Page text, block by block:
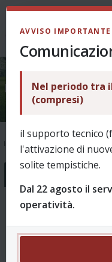
Ask & Help
Indice
Come funziona?
AVVISO IMPORTANTE
Nel periodo tra
(compresi)
il supporto tecnico
l'attivazione di
solite tempistiche.
Dal 22 agosto il
operatività.